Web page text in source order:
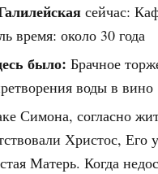
сейчас:
время: около 30 года
было: Брачное
воды в вино
Симона, согласно
Христос, Его
Матерь. Когда